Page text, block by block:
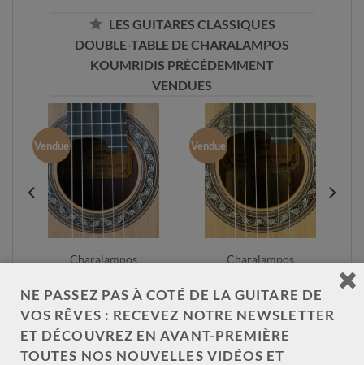
LES GUITARES CLASSIQUES
DOUBLE-TABLE DE CHARALAMPOS
KOUMRIDIS PRÉCÉDEMMENT
VENDUES
Vendue
Charalampos
table 2025 n°271
Vendue
Charalampos
NE PASSEZ PAS À COTÉ DE LA GUITARE DE
VOS RÊVES : RECEVEZ NOTRE NEWSLETTER
ET DÉCOUVREZ EN AVANT-PREMIÈRE
TOUTES NOS NOUVELLES VIDÉOS ET